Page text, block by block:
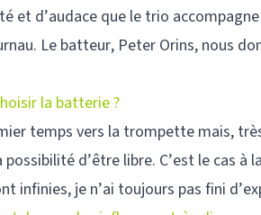
et d’audace que le trio
Le batteur, Peter Orins, nous
la batterie ?
temps vers la trompette mais,
possibilité d’être libre. C’est le cas
infinies, je n’ai toujours pas fini